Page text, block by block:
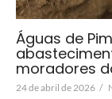
Águas de
moradores
24 de abril de 2026 /